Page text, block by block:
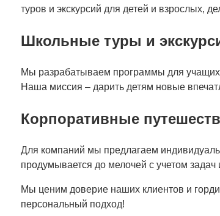
туров и экскурсий для детей и взрослых,
Школьные туры и
Мы разрабатываем программы для
Наша миссия – дарить детям новые
Корпоративные
Для компаний мы предлагаем
продумывается до мелочей с учетом задач
Мы ценим доверие наших клиентов и
персональный подход!